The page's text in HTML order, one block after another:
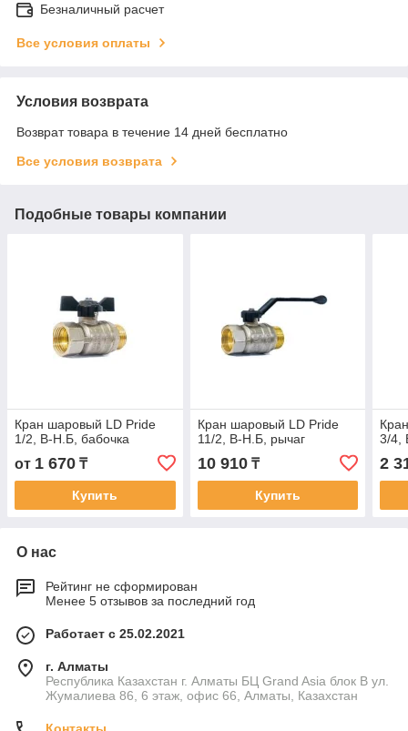
Безналичный расчет
Все условия оплаты
Условия возврата
Возврат товара в течение 14 дней бесплатно
Все условия возврата
Подобные товары компании
Кран шаровый LD Pride
1/2, В-Н.Б, бабочка
от 1 670 ₸
Купить
Кран шаровый LD Pride
11/2, В-Н.Б, рычаг
10 910₸
Купить
3/4,
2
О нас
Рейтинг не сформирован
Менее 5 отзывов за последний год
Работает с 25.02.2021
г. Алматы
Республика Казахстан г. Алматы БЦ Grand Asia блок B ул.
Жумалиева 86, 6 этаж, офис 66, Алматы, Казахстан